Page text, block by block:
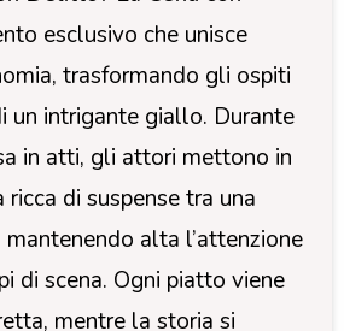
esclusivo che unisce
trasformando gli ospiti
un intrigante giallo. Durante
in atti, gli attori mettono in
ricca di suspense tra una
alta l’attenzione
di scena. Ogni piatto viene
mentre la storia si